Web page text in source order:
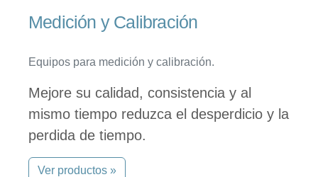
Medición y Calibración
Equipos para medición y calibración.
Mejore su calidad, consistencia y al
mismo tiempo reduzca el desperdicio y la
perdida de tiempo.
Ver productos »